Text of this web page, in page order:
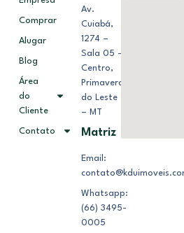
Comprar
Alugar
Blog
Área
do
Cliente
Contato
Av.
Cuiabá,
1274 –
Sala 05 –
Centro,
Primavera
do Leste
– MT
Matriz
Email:
Whatsapp:
(66) 3495-
0005